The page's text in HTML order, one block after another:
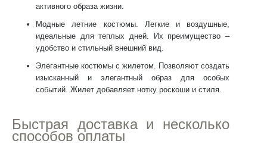
активного образа жизни.
Модные летние костюмы. Легкие и воздушные,
идеальные для теплых дней. Их преимущество –
удобство и стильный внешний вид.
Элегантные костюмы с жилетом. Позволяют создать
изысканный и элегантный образ для особых
событий. Жилет добавляет нотку роскоши и стиля.
Быстрая доставка и несколько
способов оплаты